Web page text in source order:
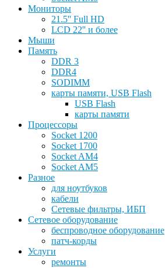
Мониторы
21.5'' Full HD
LCD 22'' и более
Мыши
Память
DDR 3
DDR4
SODIMM
карты памяти, USB Flash
USB Flash
карты памяти
Процессоры
Socket 1200
Socket 1700
Socket AM4
Socket AM5
Разное
для ноутбуков
кабели
Сетевые фильтры, ИБП
Сетевое оборудование
беспроводное оборудование
патч-корды
Услуги
ремонты